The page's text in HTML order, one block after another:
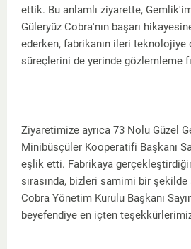
ettik. Bu anlamlı ziyarette,
Güleryüz Cobra'nın başarı
ederken, fabrikanın ileri teknolojiye
süreçlerini de yerinde gözlemleme
Ziyaretimize ayrıca 73 Nolu Güzel
Minibüsçüler Kooperatifi Başkanı
eşlik etti. Fabrikaya
sırasında, bizleri samimi bir şekilde
Cobra Yönetim Kurulu Başkanı
beyefendiye en içten